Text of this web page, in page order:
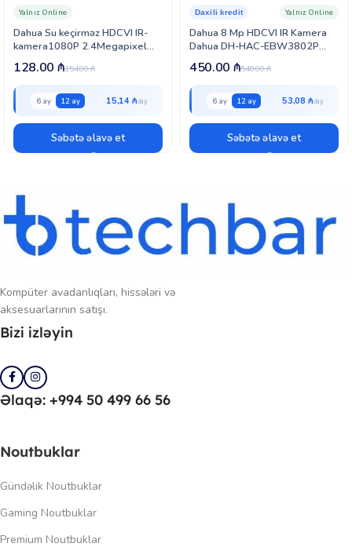
yağış və çətin hava şəraitinə qarşı davamlıdır. -40°C-dən +60°C-yə
qədər işləmə temperaturu onu həm daxili, həm də açıq məkan
quraşdırmaları üçün uyğun edir. Aşağı enerji sərfiyyatı və universal
uyğunluğu sayəsində bu model ev, ofis, mağaza və digər təhlükəsizlik
layihələri üçün ideal seçimdir.
Dahua Su keçirməz HDCVI IR-
kamera1080P 2.4Megapixel
(HAC-HFW2220S)
Yalnız Online
154.00₼
128.00 ₼
6 ay 12 ay 15,14 ₼
Səbətə əlavə et
Dahua 8 Mp HDCVI IR Kamera
Dahua DH-HAC-EBW3802P
(2.5 mm)
Daxili kredit Yalnız Online
540.00₼
450.00 ₼
6 ay 12 ay 53,08 ₼
Səbətə əlavə et
Kompüter avadanlıqları, hissələri və
aksesuarlarının satışı.
Bizi izləyin
Əlaqə: +994 50 499 66 56
Noutbuklar
Gündəlik Noutbuklar
Gaming Noutbuklar
Premium Noutbuklar